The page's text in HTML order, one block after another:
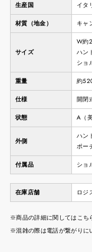
生産国 イタ
材質（地金） キャ
サイズ
W約
ハン
ショ
重量 約
仕様 開閉
状態 A（
外側
ハン
ポー
付属品 ショ
在庫店舗 ロジ
※商品の詳細に関してはこち
※混雑の際は電話が繋がりに